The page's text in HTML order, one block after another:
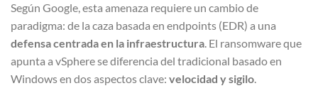
Según Google, esta amenaza requiere un cambio de
paradigma: de la caza basada en endpoints (EDR) a una
defensa centrada en la infraestructura. El ransomware que
apunta a vSphere se diferencia del tradicional basado en
Windows en dos aspectos clave: velocidad y sigilo.